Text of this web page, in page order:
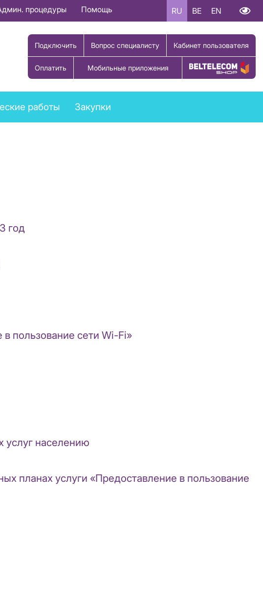
процедуры Помощь RU BE EN
Подключить Вопрос специалисту Кабинет пользователя
Оплатить Мобильные приложения Купить товар
работы Закупки
год
пользование сети Wi-Fi»
услуг населению
планах услуги «Предоставление в пользование